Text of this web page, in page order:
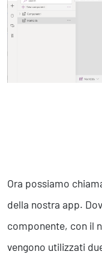
Ora possiamo
della nostra app.
componente, con il
vengono utilizzati